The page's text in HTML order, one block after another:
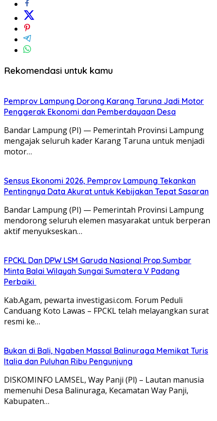
Rekomendasi untuk kamu
Pemprov Lampung Dorong Karang Taruna Jadi Motor
Penggerak Ekonomi dan Pemberdayaan Desa
Bandar Lampung (PI) — Pemerintah Provinsi Lampung
mengajak seluruh kader Karang Taruna untuk menjadi
motor…
Sensus Ekonomi 2026, Pemprov Lampung Tekankan
Pentingnya Data Akurat untuk Kebijakan Tepat Sasaran
Bandar Lampung (PI) — Pemerintah Provinsi Lampung
mendorong seluruh elemen masyarakat untuk berperan
aktif menyukseskan…
FPCKL Dan DPW LSM Garuda Nasional Prop.Sumbar
Minta Balai Wilayah Sungai Sumatera V Padang
Perbaiki
Kab.Agam, pewarta investigasi.com. Forum Peduli
Canduang Koto Lawas – FPCKL telah melayangkan surat
resmi ke…
Bukan di Bali, Ngaben Massal Balinuraga Memikat Turis
Italia dan Puluhan Ribu Pengunjung
DISKOMINFO LAMSEL, Way Panji (Pl) – Lautan manusia
memenuhi Desa Balinuraga, Kecamatan Way Panji,
Kabupaten…